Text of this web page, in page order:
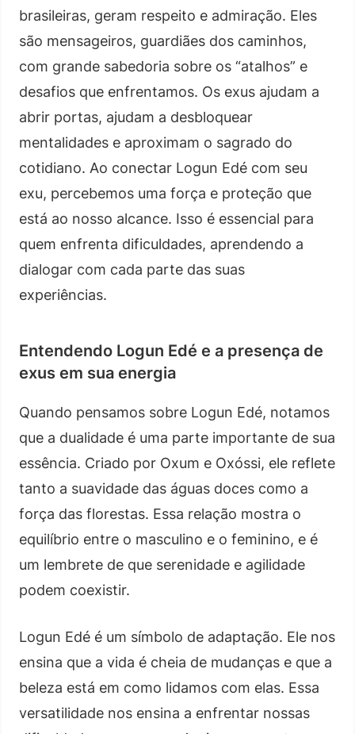
brasileiras, geram respeito e admiração. Eles
são mensageiros, guardiães dos caminhos,
com grande sabedoria sobre os “atalhos” e
desafios que enfrentamos. Os exus ajudam a
abrir portas, ajudam a desbloquear
mentalidades e aproximam o sagrado do
cotidiano. Ao conectar Logun Edé com seu
exu, percebemos uma força e proteção que
está ao nosso alcance. Isso é essencial para
quem enfrenta dificuldades, aprendendo a
dialogar com cada parte das suas
experiências.
Entendendo Logun Edé e a presença de
exus em sua energia
Quando pensamos sobre Logun Edé, notamos
que a dualidade é uma parte importante de sua
essência. Criado por Oxum e Oxóssi, ele reflete
tanto a suavidade das águas doces como a
força das florestas. Essa relação mostra o
equilíbrio entre o masculino e o feminino, e é
um lembrete de que serenidade e agilidade
podem coexistir.
Logun Edé é um símbolo de adaptação. Ele nos
ensina que a vida é cheia de mudanças e que a
beleza está em como lidamos com elas. Essa
versatilidade nos ensina a enfrentar nossas